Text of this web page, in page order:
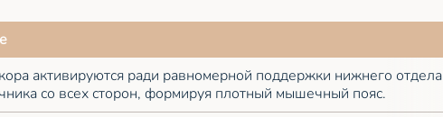
активируются ради равномерной поддержки нижнего отдела
со всех сторон, формируя плотный мышечный пояс.